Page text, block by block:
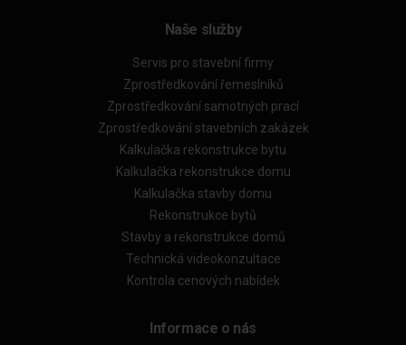
Naše služby
Servis pro stavební firmy
Zprostředkování řemeslníků
Zprostředkování samotných prací
Zprostředkování stavebních zakázek
Kalkulačka rekonstrukce bytu
Kalkulačka rekonstrukce domu
Kalkulačka stavby domu
Rekonstrukce bytů
Stavby a rekonstrukce domů
Technická videokonzultace
Kontrola cenových nabídek
Informace o nás